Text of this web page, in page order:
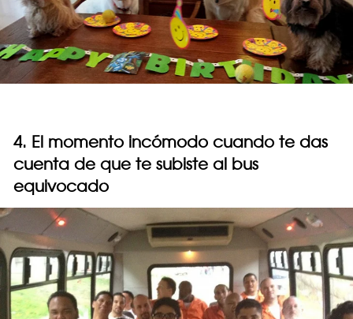
4. El momento incómodo cuando te das
cuenta de que te subiste al bus
equivocado